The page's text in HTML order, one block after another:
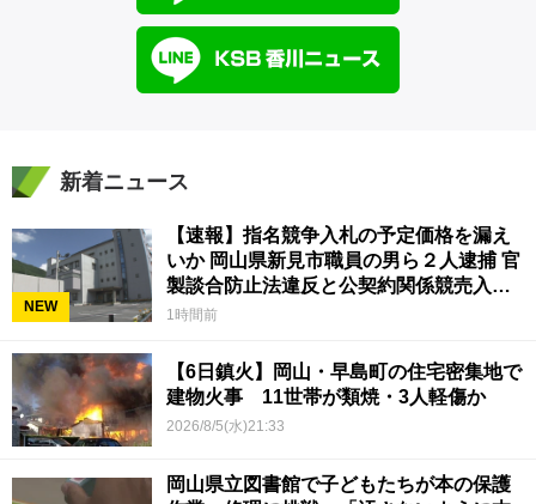
新着ニュース
NEW
【速報】指名競争入札の予定価格を漏え
いか 岡山県新見市職員の男ら２人逮捕 官
製談合防止法違反と公契約関係競売入札
妨害の疑い
1時間前
【6日鎮火】岡山・早島町の住宅密集地で
建物火事 11世帯が類焼・3人軽傷か
2026/8/5(水)21:33
岡山県立図書館で子どもたちが本の保護